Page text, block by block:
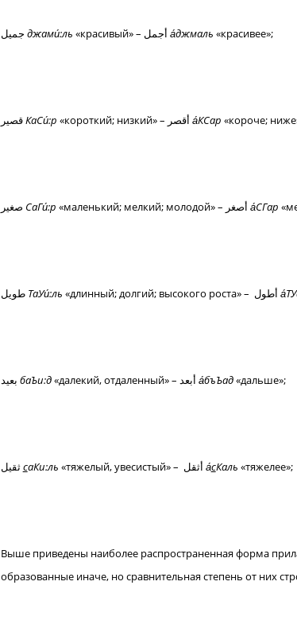
джами́:ль а́джмаль «красивее»;
قصيرКаСи́:р а́КСар «короче;
СаГи́:р а́СГар
طويل ТаУи́:ль
баЪи:д а́бъЪад«дальше»;
ثقيلсаКи:ль а́сКаль «тяжелее»;
Выше приведены наиболее распространенная форма
образованные иначе, но сравнительная степень от них